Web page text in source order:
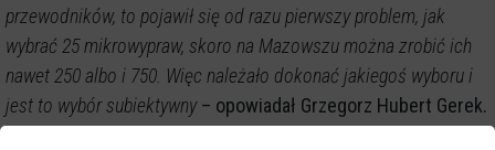
przewodników, to pojawił się od razu pierwszy problem, jak
wybrać 25 mikrowypraw, skoro na Mazowszu można zrobić ich
nawet 250 albo i 750. Więc należało dokonać jakiegoś wyboru i
jest to wybór subiektywny– opowiadał Grzegorz Hubert Gerek.